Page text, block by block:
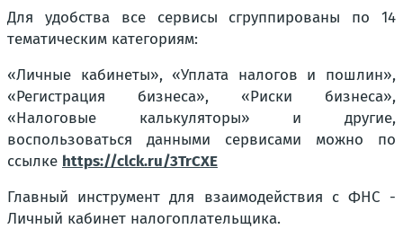
Для удобства все сервисы сгруппированы по 14
тематическим категориям:
«Личные кабинеты», «Уплата налогов и пошлин»,
«Регистрация бизнеса», «Риски бизнеса»,
«Налоговые калькуляторы» и другие,
воспользоваться данными сервисами можно по
ссылке https://clck.ru/3TrCXE
Главный инструмент для взаимодействия с ФНС -
Личный кабинет налогоплательщика.